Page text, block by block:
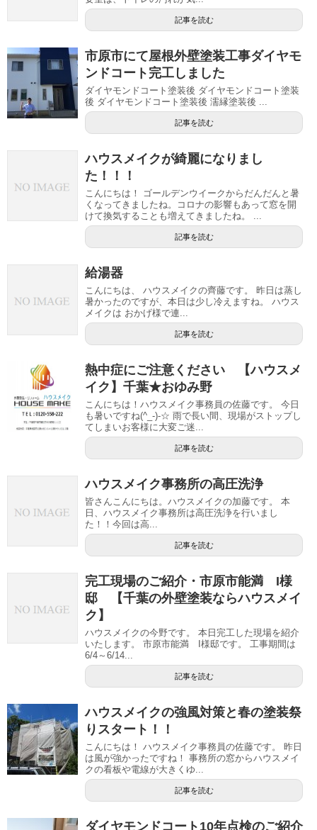
記事を読む
市原市にて屋根外壁塗装工事ダイヤモ
ンドコート完工しました
ダイヤモンドコート塗装後 ダイヤモンドコート塗装
後 ダイヤモンドコート塗装後 濡縁塗装後 ...
記事を読む
ハウスメイクが綺麗になりまし
た！！！
こんにちは！ ゴールデンウイークからだんだんと暑
くなってきましたね。コロナの影響もあって窓を開
けて換気することも増えてきましたね。 ...
記事を読む
給湯器
こんにちは、 ハウスメイクの齊藤です。 昨日は蒸し
暑かったのですが、本日は少し冷えますね。 ハウス
メイクは おかげ様で連...
記事を読む
熱中症にご注意ください 【ハウスメ
イク】千葉★おゆみ野
こんにちは！ハウスメイク事務員の佐藤です。 今日
も暑いですね(^_-)-☆ 雨で長い間、現場がストップし
てしまいお客様に大変ご迷...
記事を読む
ハウスメイク事務所の高圧洗浄
皆さんこんにちは。ハウスメイクの加藤です。 本
日、ハウスメイク事務所は高圧洗浄を行いまし
た！！今回は高...
記事を読む
完工現場のご紹介・市原市能満 I様
邸 【千葉の外壁塗装ならハウスメイ
ク】
ハウスメイクの今野です。 本日完工した現場を紹介
いたします。 市原市能満 I様邸です。 工事期間は
6/4～6/14...
記事を読む
ハウスメイクの強風対策と春の塗装祭
りスタート！！
こんにちは！ ハウスメイク事務員の佐藤です。 昨日
は風が強かったですね！ 事務所の窓からハウスメイ
クの看板や電線が大きくゆ...
記事を読む
ダイヤモンドコート10年点検のご紹介